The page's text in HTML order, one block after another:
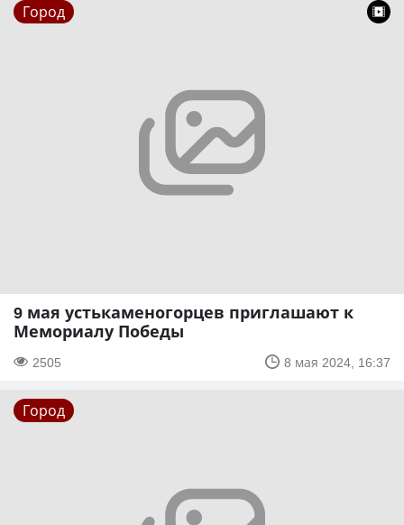
Город
9 мая устькаменогорцев приглашают к
Мемориалу Победы
2505 8 мая 2024, 16:37
Город